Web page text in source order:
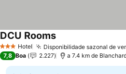
3 EstrelasHotel Disponibilidade sazonal de
DCU RoomsVer preços
7,8 Boa 2.227 a 7.4 km de